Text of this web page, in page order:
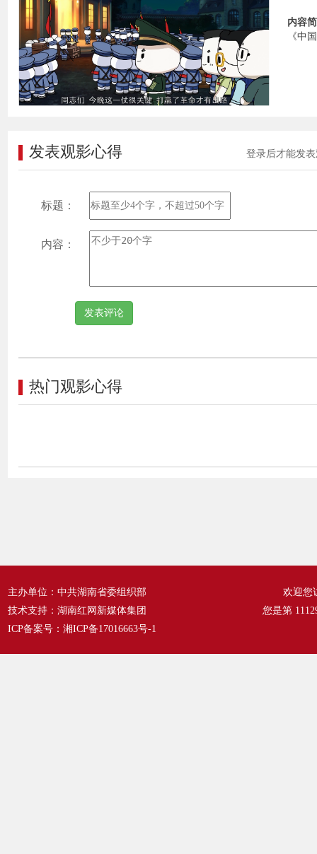
内容
《中
登录后才能发
发表观影心得
标题：
内容：
热门观影心得
主办单位：中共湖南省委组织部
技术支持：湖南红网新媒体集团
ICP备案号： 湘ICP备17016663号-1
欢迎您
您是第